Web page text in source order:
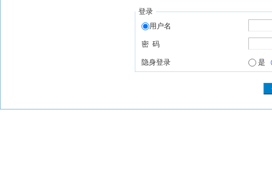
登录
用户名
密 码
隐身登录 是